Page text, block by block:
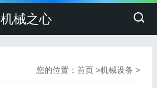
机械之心
您的位置：首页 >机械设备 >